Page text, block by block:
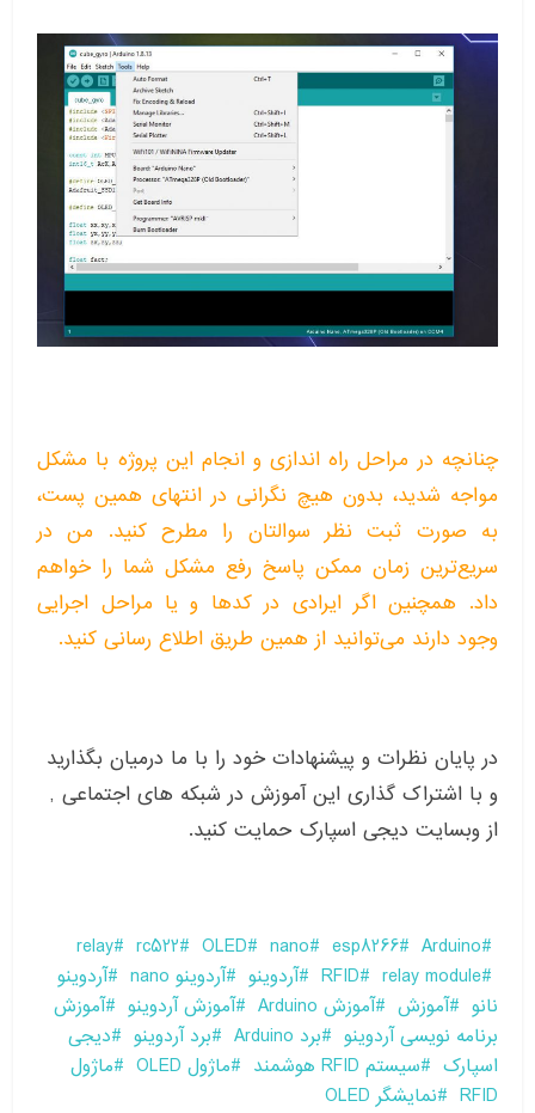
چنانچه در مراحل راه اندازی و انجام این پروژه با مشکل
مواجه شدید، بدون هیچ نگرانی در انتهای همین پست،
به صورت ثبت نظر سوالتان را مطرح کنید. من در
سریع‌ترین زمان ممکن پاسخ رفع مشکل شما را خواهم
داد. همچنین اگر ایرادی در کدها و یا مراحل اجرایی
وجود دارند می‌توانید از همین طریق اطلاع رسانی کنید.
در پایان نظرات و پیشنهادات خود را با ما درمیان بگذارید
و با اشتراک گذاری این آموزش در شبکه های اجتماعی ,
از وبسایت دیجی اسپارک حمایت کنید.
Arduino
esp8266
nano
OLED
rc522
relay
relay module
RFID آردوینو آردوینو nano
آردوینو
نانو
آموزش آموزش Arduino آموزش آردوینو
آموزش
برنامه نویسی آردوینو
برد Arduino برد آردوینو
دیجی
اسپارک
سیستم RFID هوشمند ماژول OLED
ماژول
RFID
نمایشگر OLED